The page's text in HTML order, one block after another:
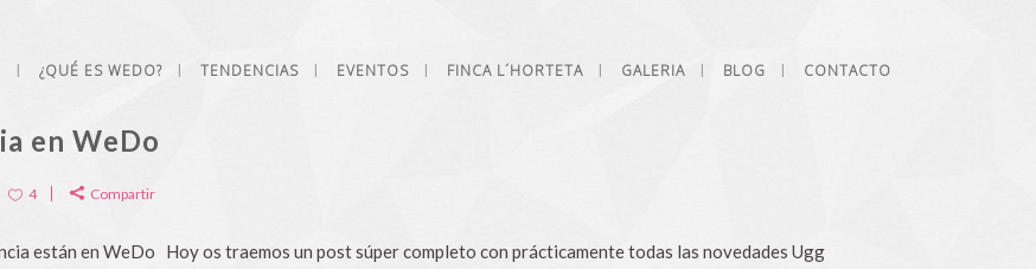
¿QUÉ ES WEDO? TENDENCIAS EVENTOS FINCA L´HORTETA GALERIA BLOG CONTACTO
en WeDo
4 Compartir
están en WeDo Hoy os traemos un post súper completo con prácticamente todas las novedades Ugg